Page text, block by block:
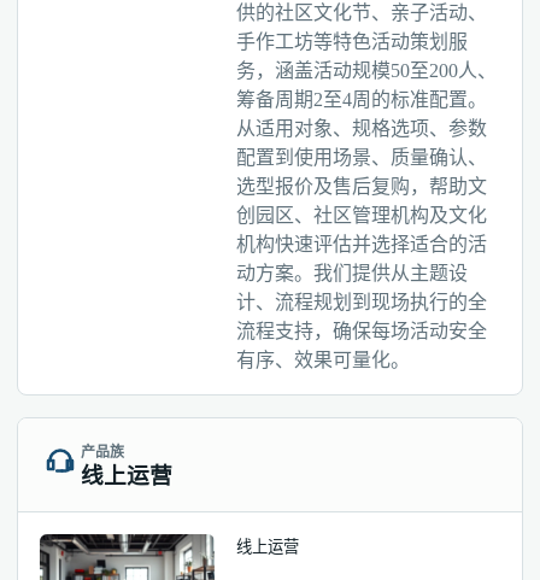
供的社区文化节、亲子活动、
手作工坊等特色活动策划服
务，涵盖活动规模50至200人、
筹备周期2至4周的标准配置。
从适用对象、规格选项、参数
配置到使用场景、质量确认、
选型报价及售后复购，帮助文
创园区、社区管理机构及文化
机构快速评估并选择适合的活
动方案。我们提供从主题设
计、流程规划到现场执行的全
流程支持，确保每场活动安全
有序、效果可量化。
产品族
线上运营
线上运营